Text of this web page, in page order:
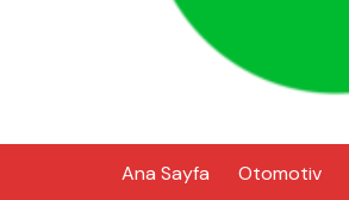
Ana Sayfa Otomotiv